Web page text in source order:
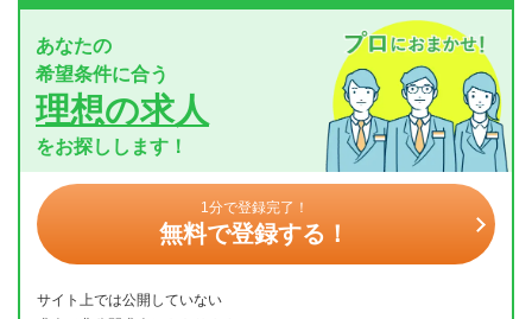
あなたの
希望条件に合う
理想の求人
をお探しします！
1分で登録完了！
無料で登録する！
サイト上では公開していない